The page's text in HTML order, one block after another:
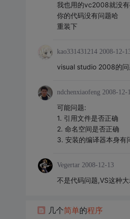
我也用的vc2008就没
你的代码没有问题哈
重装下
kao331431214 2008-12-
visual studio 2008的问
ndchenxiaofeng 2008-12-
可能问题:
1. 引用文件是否正确
2. 命名空间是否正确
3. 安装的编译器本身有
Vegertar 2008-12-13
不是代码问题,VS这种
几个简单的程序